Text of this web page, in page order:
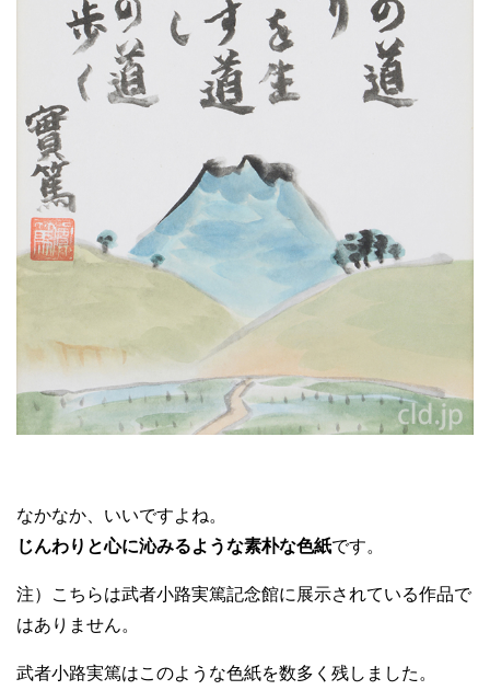
なかなか、いいですよね。
じんわりと心に沁みるような素朴な色紙です。
注）こちらは武者小路実篤記念館に展示されている作品で
はありません。
武者小路実篤はこのような色紙を数多く残しました。